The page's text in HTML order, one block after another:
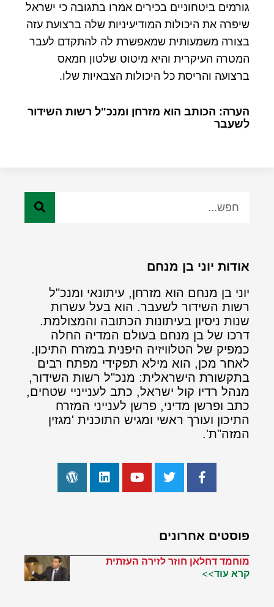
גורמים ביטחוניים בכירים אמרו בתגובה כי ישראל
שיפרה את היכולות המודיעיניות שלה ברצועת עזה
בצורה משמעותית שמאפשרת לה להתקדם לעבר
המטרה העיקרית והיא מיטוט שלטון חמאס
ברצועה והריסת כל היכולות הצבאיות שלו.
הערה: הכותב הוא מזרחן ומנכ"ל רשות השידור
לשעבר
אודות יוני בן מנחם
יוני בן מנחם הוא מזרחן, עיתונאי ומנכ"ל
רשות השידור לשעבר. הוא בעל עשרות
שנות ניסיון בעיתונות הכתובה והמצולמת.
דרכו של בן מנחם בעולם המדיה החלה
כמפיק של הטלוויזיה היפנית במזרח התיכון.
לאחר מכן, הוא מילא תפקידי מפתח רבים
בתקשורת הישראלית: מנכ"ל רשות השידור,
מנהל רדיו קול ישראל, כתב לענייניי שטחים,
כתב ופרשן מדיני, פרשן לענייני המזרח
התיכון ועורך ראשי ומגיש התוכנית 'מגזין
המזה"ת'.
פוסטים אחרונים
מוחמד דחלאן חוזר לזירה העזתית
קרא עוד>>